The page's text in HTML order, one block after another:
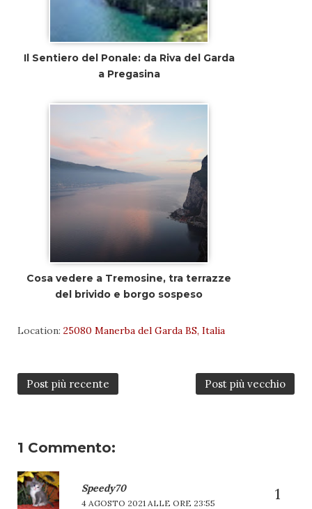
Il Sentiero del Ponale: da Riva del Garda
a Pregasina
Cosa vedere a Tremosine, tra terrazze
del brivido e borgo sospeso
Location: 25080 Manerba del Garda BS, Italia
Post più recente Post più vecchio
1 Commento:
Speedy70
4 AGOSTO 2021 ALLE ORE 23:55